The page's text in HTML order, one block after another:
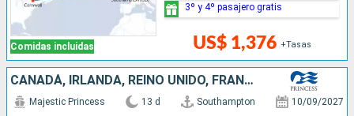
Comidas incluidas US$ 1,376 +Tasas
3º y 4º pasajero gratis
CANADÁ, IRLANDA, REINO UNIDO, FRANCIA
Majestic Princess 13 d Southampton 10/09/2027